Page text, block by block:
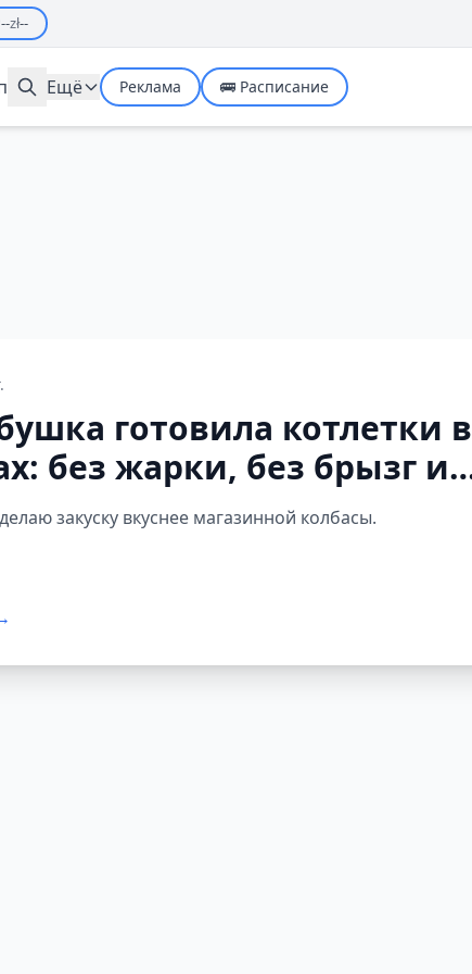
--zł--
Ещё Реклама 🚌 Расписание
готовила котлетки в
без жарки, без брызг и
колбасы
закуску вкуснее магазинной колбасы.